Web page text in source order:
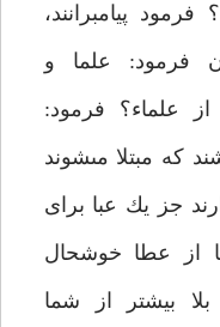
پيامبرانند،
فرمود: علما و
علماء؟ فرمود:
كه مبتلا مى‏شوند
جز يك عبا براى
از عطا خوشحال
بيشتر از شما